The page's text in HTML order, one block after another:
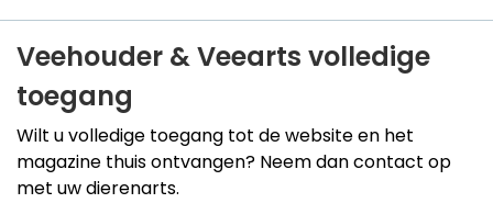
Veehouder & Veearts volledige
toegang
Wilt u volledige toegang tot de website en het
magazine thuis ontvangen? Neem dan contact op
met uw dierenarts.